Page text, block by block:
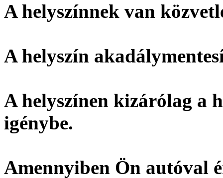
A helyszínnek van
A helyszín
A helyszínen kizárólag a
igénybe.
Amennyiben Ön autóval